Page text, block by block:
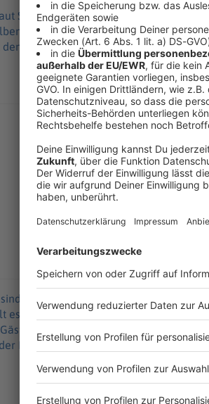
Staatsanwaltschaft mit seinen
Nacht noch der Polizei und räumte
Ermittlern geschwiegen. Er sitzt seit
nach Angaben einer
es sich um Polizeikräfte. Die
der Hochzeitsfeier als Zeugen.
Festhalle.